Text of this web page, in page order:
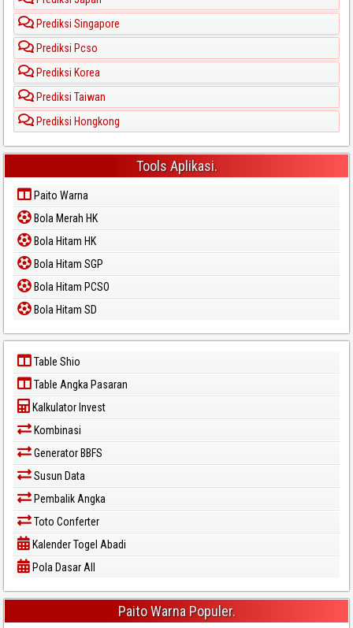
Prediksi Singapore
Prediksi Pcso
Prediksi Korea
Prediksi Taiwan
Prediksi Hongkong
Tools Aplikasi.
Paito Warna
Bola Merah HK
Bola Hitam HK
Bola Hitam SGP
Bola Hitam PCSO
Bola Hitam SD
Table Shio
Table Angka Pasaran
Kalkulator Invest
Kombinasi
Generator BBFS
Susun Data
Pembalik Angka
Toto Conferter
Kalender Togel Abadi
Pola Dasar All
Paito Warna Populer.